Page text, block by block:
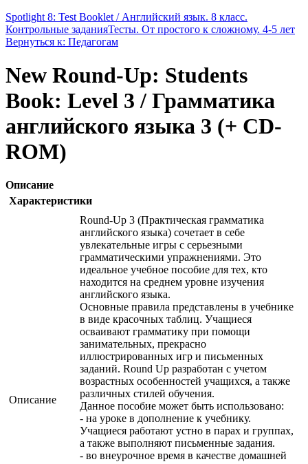
Spotlight 8: Test Booklet / Английский язык. 8 класс.
Контрольные заданияТесты. От простого к сложному. 4-5 лет
Вернуться к: Педагогам
New Round-Up: Students
Book: Level 3 / Грамматика
английского языка 3 (+ CD-
ROM)
Описание
Характеристики
Описание
Round-Up 3 (Практическая грамматика
английского языка) сочетает в себе
увлекательные игры с серьезными
грамматическими упражнениями. Это
идеальное учебное пособие для тех, кто
находится на среднем уровне изучения
английского языка.
Основные правила представлены в учебнике
в виде красочных таблиц. Учащиеся
осваивают грамматику при помощи
занимательных, прекрасно
иллюстрированных игр и письменных
заданий. Round Up разработан с учетом
возрастных особенностей учащихся, а также
различных стилей обучения.
Данное пособие может быть использовано:
- на уроке в дополнение к учебнику.
Учащиеся работают устно в парах и группах,
а также выполняют письменные задания.
- во внеурочное время в качестве домашней